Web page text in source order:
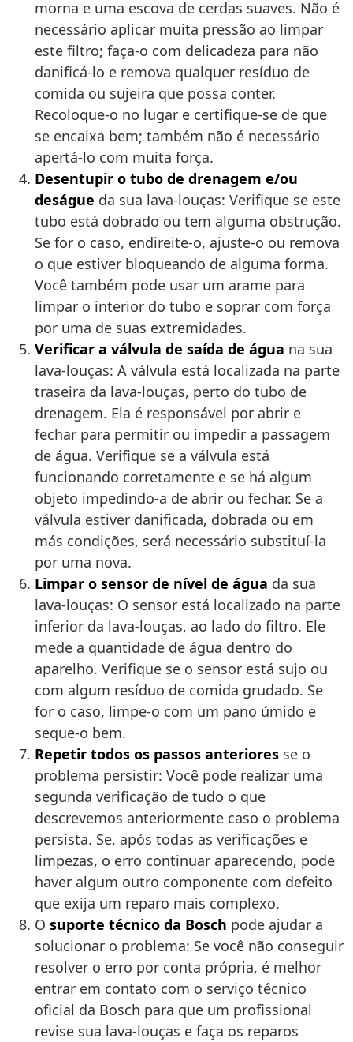
morna e uma escova de cerdas suaves. Não é
necessário aplicar muita pressão ao limpar
este filtro; faça-o com delicadeza para não
danificá-lo e remova qualquer resíduo de
comida ou sujeira que possa conter.
Recoloque-o no lugar e certifique-se de que
se encaixa bem; também não é necessário
apertá-lo com muita força.
Desentupir o tubo de drenagem e/ou
deságue da sua lava-louças: Verifique se este
tubo está dobrado ou tem alguma obstrução.
Se for o caso, endireite-o, ajuste-o ou remova
o que estiver bloqueando de alguma forma.
Você também pode usar um arame para
limpar o interior do tubo e soprar com força
por uma de suas extremidades.
Verificar a válvula de saída de água na sua
lava-louças: A válvula está localizada na parte
traseira da lava-louças, perto do tubo de
drenagem. Ela é responsável por abrir e
fechar para permitir ou impedir a passagem
de água. Verifique se a válvula está
funcionando corretamente e se há algum
objeto impedindo-a de abrir ou fechar. Se a
válvula estiver danificada, dobrada ou em
más condições, será necessário substituí-la
por uma nova.
Limpar o sensor de nível de água da sua
lava-louças: O sensor está localizado na parte
inferior da lava-louças, ao lado do filtro. Ele
mede a quantidade de água dentro do
aparelho. Verifique se o sensor está sujo ou
com algum resíduo de comida grudado. Se
for o caso, limpe-o com um pano úmido e
seque-o bem.
Repetir todos os passos anteriores se o
problema persistir: Você pode realizar uma
segunda verificação de tudo o que
descrevemos anteriormente caso o problema
persista. Se, após todas as verificações e
limpezas, o erro continuar aparecendo, pode
haver algum outro componente com defeito
que exija um reparo mais complexo.
O suporte técnico da Bosch pode ajudar a
solucionar o problema: Se você não conseguir
resolver o erro por conta própria, é melhor
entrar em contato com o serviço técnico
oficial da Bosch para que um profissional
revise sua lava-louças e faça os reparos